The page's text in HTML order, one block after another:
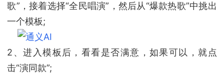
歌”，接着选择“全民唱演”，然后从“爆款热歌”中挑出
一个模板;
2、进入模板后，看看是否满意，如果可以，就点
击“演同款”;